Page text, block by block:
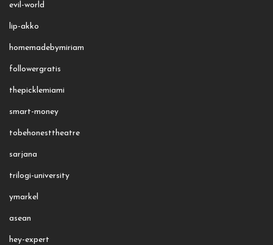
evil-world
lip-akko
homemadebymiriam
followergratis
thepicklemiami
smart-money
tobehonesttheatre
sarjana
trilogi-university
ymarkel
asean
hey-expert